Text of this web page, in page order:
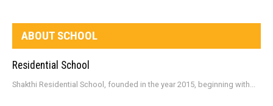
ABOUT SCHOOL
Residential School
Shakthi Residential School, founded in the year 2015, beginning with...